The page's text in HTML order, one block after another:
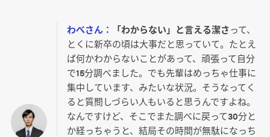
わべさん： 「わからない」と言える潔さって、
とくに新卒の頃は大事だと思っていて。たとえ
ば何かわからないことがあって、頑張って自分
で15分調べました。でも先輩はめっちゃ仕事に
集中しています、みたいな状況。そうなってく
ると質問しづらい人もいると思うんですよね。
なんですけど、そこでまた調べに戻って30分と
か経っちゃうと、結局その時間が無駄になっち